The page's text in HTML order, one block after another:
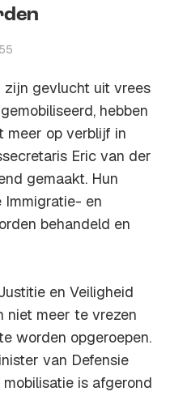
zijn gevlucht uit vrees
hebben
meer op verblijf in
Eric van der
gemaakt. Hun
Immigratie- en
behandeld en
en Veiligheid
niet meer te vrezen
worden opgeroepen.
van Defensie
is afgerond